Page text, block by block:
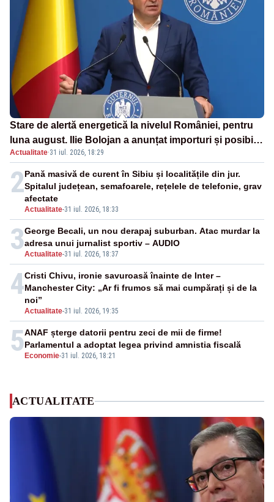
Stare de alertă energetică la nivelul României, pentru
luna august. Ilie Bolojan a anunțat importuri și posibile
restricții – VIDEO
Actualitate·31 iul. 2026, 18:29
2
Actualitate-31 iul. 2026, 18:33
Pană masivă de curent în Sibiu și localitățile din jur.
Spitalul județean, semafoarele, rețelele de telefonie, grav
afectate
3Actualitate-31 iul. 2026, 18:37
George Becali, un nou derapaj suburban. Atac murdar la
adresa unui jurnalist sportiv – AUDIO
4
Actualitate-31 iul. 2026, 19:35
Cristi Chivu, ironie savuroasă înainte de Inter –
Manchester City: „Ar fi frumos să mai cumpărați și de la
noi”
5 Economie-31 iul. 2026, 18:21
ANAF șterge datorii pentru zeci de mii de firme!
Parlamentul a adoptat legea privind amnistia fiscală
ACTUALITATE